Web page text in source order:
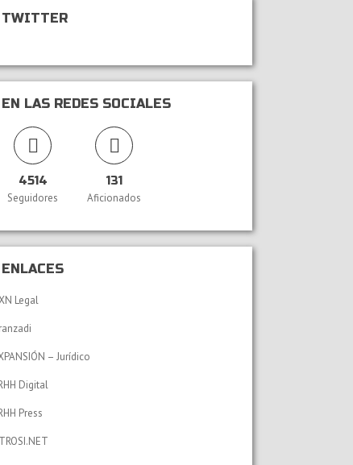
TWITTER
EN LAS REDES SOCIALES
4514
Seguidores
131
Aficionados
ENLACES
Legal
– Jurídico
Digital
Press